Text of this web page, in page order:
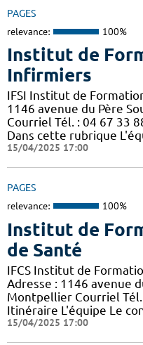
PAGES
relevance: 100%
Institut de
Infirmiers
IFSI Institut de
1146 avenue du Père
Courriel Tél. : 04 67 33
Dans cette rubrique
15/04/2025 17:00
PAGES
relevance: 100%
Institut de
de Santé
IFCS Institut de
Adresse : 1146 avenue
Montpellier Courriel
Itinéraire L'équipe Le
15/04/2025 17:00